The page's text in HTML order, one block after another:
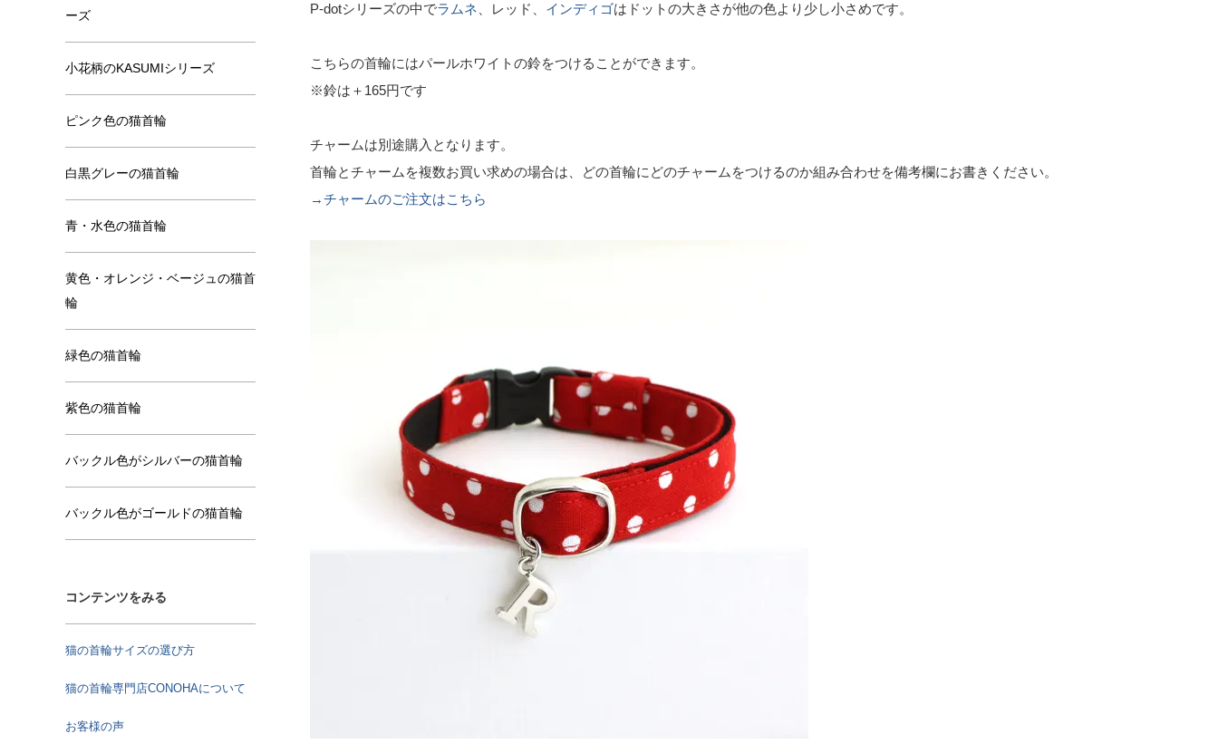
P-dotシリーズの中でラムネ 、レッド、 インディゴはドットの大きさが他の色より少し小さめです。
こちらの首輪にはパールホワイトの鈴をつけることができます。
※鈴は＋165円です
チャームは別途購入となります。
首輪とチャームを複数お買い求めの場合は、どの首輪にどのチャームをつけるのか組み合わせを備考欄にお書きください。
→チャームのご注文はこちら
ーズ
小花柄のKASUMIシリーズ
ピンク色の猫首輪
白黒グレーの猫首輪
青・水色の猫首輪
黄色・オレンジ・ベージュの猫首
輪
緑色の猫首輪
紫色の猫首輪
バックル色がシルバーの猫首輪
バックル色がゴールドの猫首輪
コンテンツをみる
猫の首輪サイズの選び方
猫の首輪専門店CONOHAについて
お客様の声